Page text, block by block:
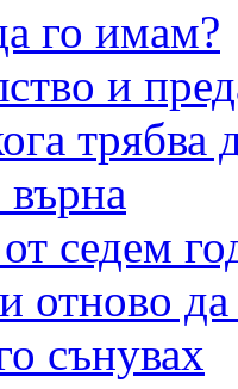
го имам?
и
трябва
върна
седем
отново
сънувах